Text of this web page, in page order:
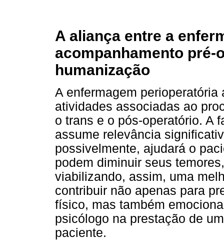
A aliança entre a
acompanhamento pré-
humanização
A enfermagem
atividades associadas ao
o trans e o pós-operatório. A
assume relevância
possivelmente, ajudará o
podem diminuir seus
viabilizando, assim, uma
contribuir não apenas para
físico, mas também
psicólogo na prestação de
paciente.